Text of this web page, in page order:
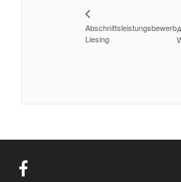
Abschnittsleistungsbewerb
Liesing